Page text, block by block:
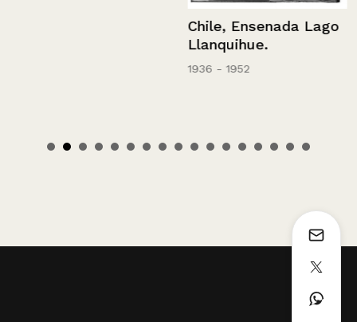
Chile, Ensenada Lago
Llanquihue.
1936 - 1952